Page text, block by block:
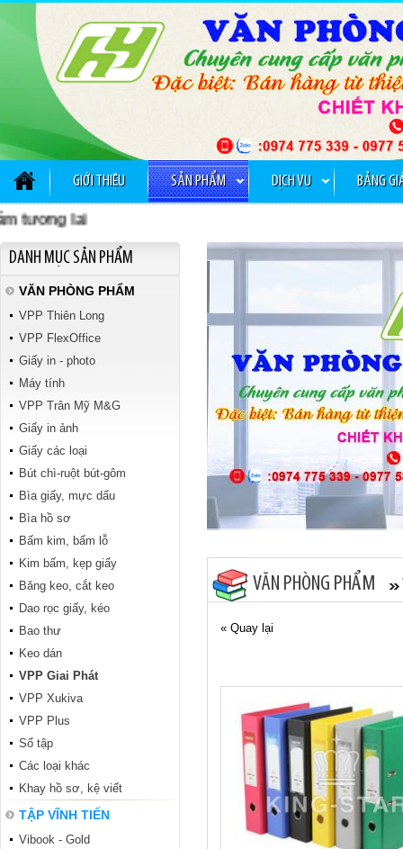
GIỚI THIỆU SẢN PHẨM DỊCH VỤ BẢNG
lai
DANH MỤC SẢN PHẨM
VĂN PHÒNG PHẨM
VPP Thiên Long
VPP FlexOffice
Giấy in - photo
Máy tính
VPP Trân Mỹ M&G
Giấy in ảnh
Giấy các loại
Bút chì-ruột bút-gôm
Bìa giấy, mực dấu
Bìa hồ sơ
Bấm kim, bấm lỗ
Kim bấm, kẹp giấy
Băng keo, cắt keo
Dao rọc giấy, kéo
Bao thư
Keo dán
VPP Giai Phát
VPP Xukiva
VPP Plus
Sổ tập
Các loại khác
Khay hồ sơ, kệ viết
TẬP VĨNH TIẾN
Vibook - Gold
GỠ KIM BẤM TTH 029
Tập Tranh đông hồ 200 trang
ABC Hiệp Phong 96 trang
Conan 96 trang
VĂN PHÒNG PHẨM
« Quay lại